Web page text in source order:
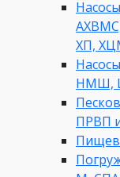
ХП,
НМШ,
ПРВП